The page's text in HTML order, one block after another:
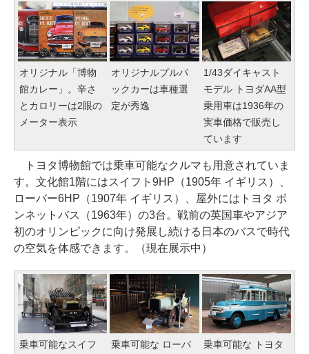
オリジナル「博物
館カレー」。辛さ
とカロリーは2眼の
メーター表示
オリジナルプルパ
ックカーは車種選
定が秀逸
1/43ダイキャスト
モデル トヨダAA型
乗用車は1936年の
実車価格で販売し
ています
トヨタ博物館では乗車可能なクルマも用意されていま
す。文化館1階にはスイフト9HP（1905年 イギリス）、
ローバー6HP（1907年 イギリス）、屋外にはトヨタ ボ
ンネットバス（1963年）の3台。戦前の英国車やアジア
初のオリンピックに向け発展し続ける日本のバスで時代
の空気を体感できます。（現在展示中）
乗車可能なスイフ
乗車可能な ローバ
乗車可能な トヨタ